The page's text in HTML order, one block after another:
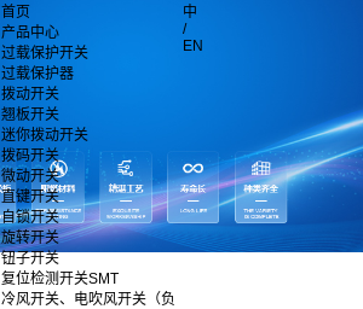
首页
产品中心
过载保护开关
过载保护器
拨动开关
翘板开关
迷你拨动开关
拨码开关
微动开关
直键开关
自锁开关
旋转开关
钮子开关
复位检测开关SMT
冷风开关、电吹风开关（负
中
/
EN